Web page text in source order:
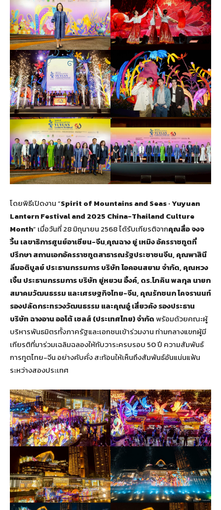
โดยพิธีเปิดงาน “Spirit of Mountains and Seas · Yuyuan
Lantern Festival and 2025 China-Thailand Culture
Month” เมื่อวันที่ 28 มิถุนายน 2568 ได้รับเกียรติจากคุณสื่อ จงจ
วิ้น เลขาธิการศูนย์อาเซียน-จีน,คุณฉาง ยู่ เหมิง อัครราชทูตที่
ปรึกษา สถานเอกอัครราชทูตสาธารณรัฐประชาชนจีน, คุณพาสินี
ลิ่มอติบูลย์ ประธานกรรมการ บริษัท ไอคอนสยาม จำกัด, คุณหวง
เจิ้น ประธานกรรมการ บริษัท ยู่หยวน อิ้งค์, ดร.โภคิน พลกุล นายก
สมาคมวัฒนธรรม และเศรษฐกิจไทย-จีน, คุณรักชนก โคจรานนท์
รองปลัดกระทรวงวัฒนธรรม และคุณอู๋ เสี่ยวคังรองประธาน
บริษัท ฉางอาน ออโต้ เซลส์ (ประเทศไทย) จำกัดพร้อมด้วยคณะผู้
บริหารพันธมิตรทั้งภาครัฐและเอกชนเข้าร่วมงาน ท่ามกลางแขกผู้มี
เกียรติที่มาร่วมเฉลิมฉลองให้กับวาระครบรอบ 50 ปี ความสัมพันธ์
การทูตไทย-จีน อย่างคับคั่ง สะท้อนให้เห็นถึงสัมพันธ์อันแน่นแฟ้น
ระหว่างสองประเทศ